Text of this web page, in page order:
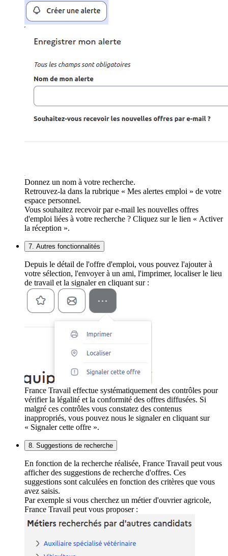
Donnez un nom à votre recherche.
Retrouvez-la dans la rubrique « Mes alertes emploi » de votre
espace personnel.
Vous souhaitez recevoir par e-mail les nouvelles offres
d'emploi liées à votre recherche ? Cliquez sur le lien « Activer
la réception ».
7. Autres fonctionnalités
Depuis le détail de l'offre d'emploi, vous pouvez l'ajouter à
votre sélection, l'envoyer à un ami, l'imprimer, localiser le lieu
de travail et la signaler en cliquant sur :
France Travail effectue systématiquement des contrôles pour
vérifier la légalité et la conformité des offres diffusées. Si
malgré ces contrôles vous constatez des contenus
inappropriés, vous pouvez nous le signaler en cliquant sur
« Signaler cette offre ».
8. Suggestions de recherche
En fonction de la recherche réalisée, France Travail peut vous
afficher des suggestions de recherche d'offres. Ces
suggestions sont calculées en fonction des critères que vous
avez saisis.
Par exemple si vous cherchez un métier d'ouvrier agricole,
France Travail peut vous proposer :